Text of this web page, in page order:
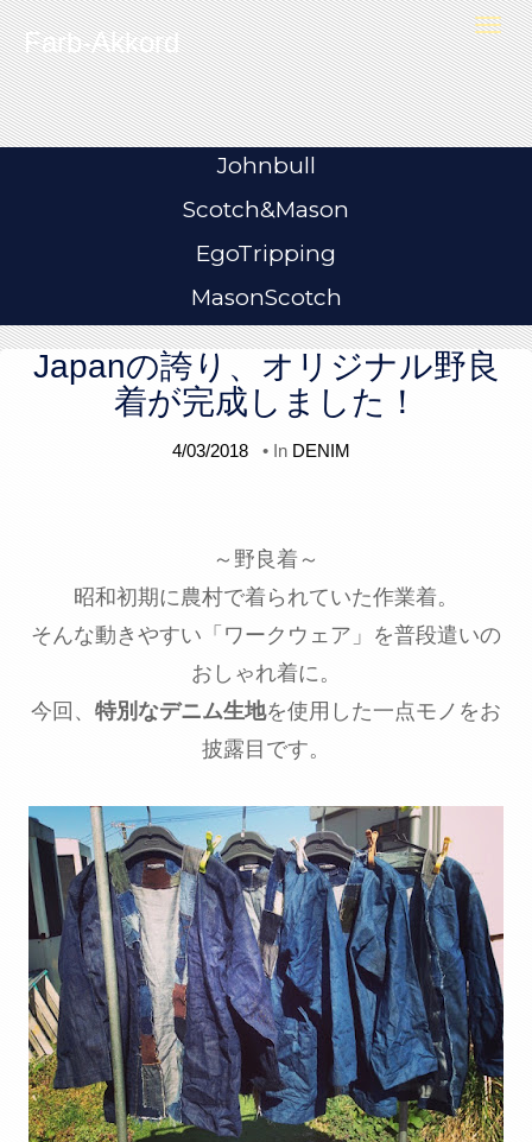
T
o
g
g
l
e
n
a
v
i
Skip to content
Farb-Akkord
Johnbull
Scotch&Mason
EgoTripping
MasonScotch
Japanの誇り、オリジナル野良
着が完成しました！
4/03/2018 • In DENIM
～野良着～
昭和初期に農村で着られていた作業着。
そんな動きやすい「ワークウェア」を普段遣いの
おしゃれ着に。
今回、 特別なデニム生地を使用した一点モノをお
披露目です。